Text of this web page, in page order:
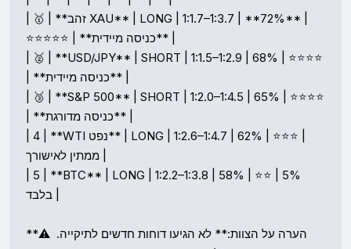
| 🥇 | **זהב XAU** | LONG | 1:1.7–1:3.7 | **72%** |
⭐⭐⭐⭐⭐ | **כניסה מיידית** |
| 🥈 | **USD/JPY** | SHORT | 1:1.5–1:2.9 | 68% | ⭐⭐⭐⭐
| **כניסה מיידית** |
| 🥉 | **S&P 500** | SHORT | 1:2.0–1:4.5 | 65% | ⭐⭐⭐⭐
| **כניסה מדורגת** |
| 4 | **WTI נפט** | LONG | 1:2.6–1:4.7 | 62% | ⭐⭐⭐ |
ממתין לאישורך |
| 5 | **BTC** | LONG | 1:2.2–1:3.8 | 58% | ⭐⭐ | 5%
בלבד |
**⚠️ הערה על הצוות:** לא הגיעו דוחות חדשים לתיקייה.